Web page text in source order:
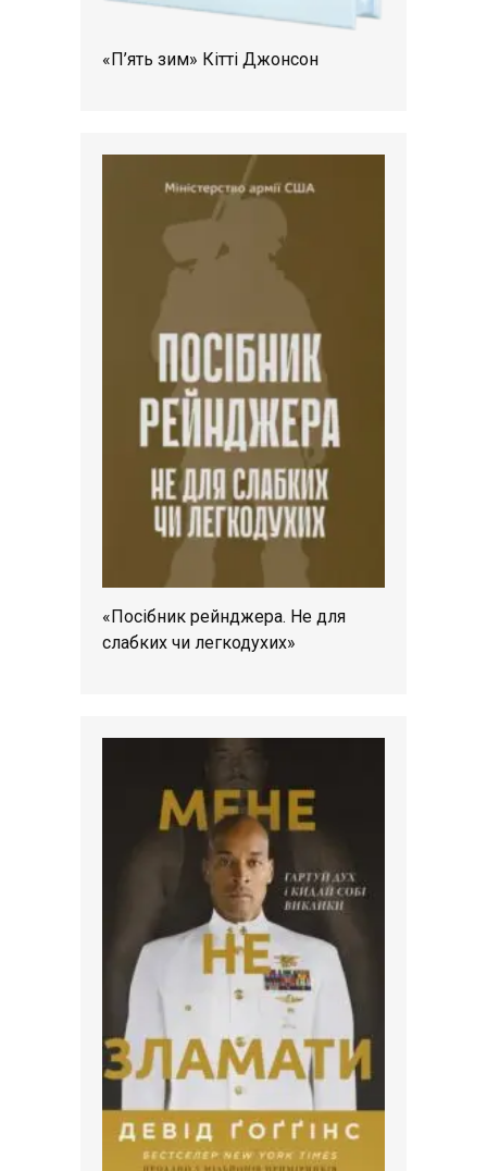
«П’ять зим» Кітті Джонсон
«Посібник рейнджера. Не для
слабких чи легкодухих»